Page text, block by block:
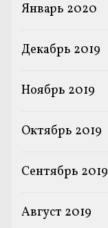
Январь 2020
Декабрь 2019
Ноябрь 2019
Октябрь 2019
Сентябрь 2019
Август 2019